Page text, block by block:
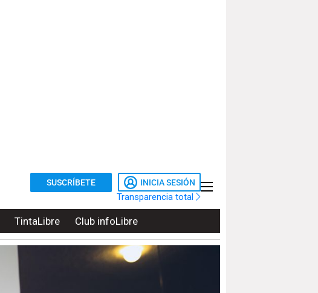
SUSCRÍBETE INICIA SESIÓN
Transparencia total
TintaLibre Club infoLibre